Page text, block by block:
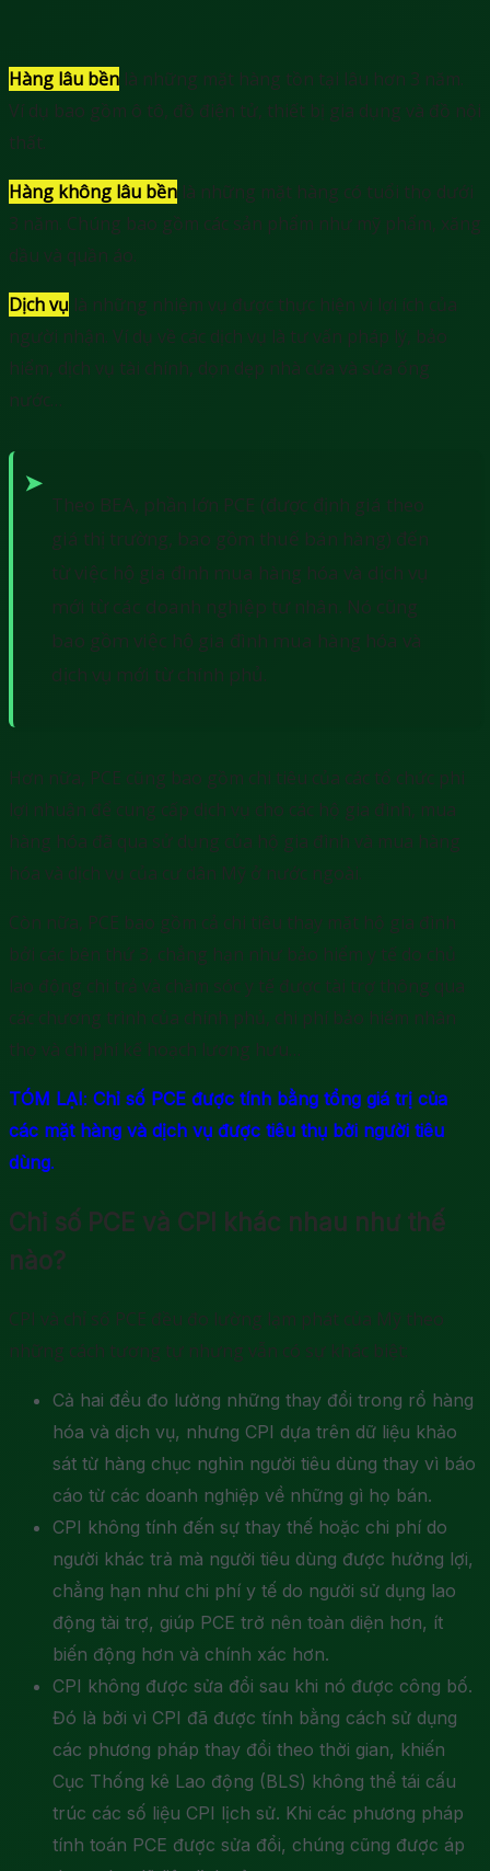
Hàng lâu bền là những mặt hàng tồn tại lâu hơn 3 năm.
Ví dụ bao gồm ô tô, đồ điện tử, thiết bị gia dụng và đồ nội
thất.
Hàng không lâu bền là những mặt hàng có tuổi thọ dưới
3 năm. Chúng bao gồm các sản phẩm như mỹ phẩm, xăng
dầu và quần áo.
Dịch vụ là những nhiệm vụ được thực hiện vì lợi ích của
người nhận. Ví dụ về các dịch vụ là tư vấn pháp lý, bảo
hiểm, dịch vụ tài chính, dọn dẹp nhà cửa và sửa ống
nước…
Theo BEA, phần lớn PCE (được định giá theo
giá thị trường, bao gồm thuế bán hàng) đến
từ việc hộ gia đình mua hàng hóa và dịch vụ
mới từ các doanh nghiệp tư nhân. Nó cũng
bao gồm việc hộ gia đình mua hàng hóa và
dịch vụ mới từ chính phủ.
Hơn nữa, PCE cũng bao gồm chi tiêu của các tổ chức phi
lợi nhuận để cung cấp dịch vụ cho các hộ gia đình, mua
hàng hóa đã qua sử dụng của hộ gia đình và mua hàng
hóa và dịch vụ của cư dân Mỹ ở nước ngoài.
Còn nữa, PCE bao gồm cả chi tiêu thay mặt hộ gia đình
bởi các bên thứ 3, chẳng hạn như bảo hiểm y tế do chủ
lao động chi trả và chăm sóc y tế được tài trợ thông qua
các chương trình của chính phủ, chi phí bảo hiểm nhân
thọ và chi phí kế hoạch lương hưu…
TÓM LẠI: Chỉ số PCE được tính bằng tổng giá trị của
các mặt hàng và dịch vụ được tiêu thụ bởi người tiêu
dùng.
Chỉ số PCE và CPI khác nhau như thế
nào?
CPI và chỉ số PCE đều đo lường lạm phát của Mỹ theo
những cách tương tự nhưng vẫn có sự khác biệt:
Cả hai đều đo lường những thay đổi trong rổ hàng
hóa và dịch vụ, nhưng CPI dựa trên dữ liệu khảo
sát từ hàng chục nghìn người tiêu dùng thay vì báo
cáo từ các doanh nghiệp về những gì họ bán.
CPI không tính đến sự thay thế hoặc chi phí do
người khác trả mà người tiêu dùng được hưởng lợi,
chẳng hạn như chi phí y tế do người sử dụng lao
động tài trợ, giúp PCE trở nên toàn diện hơn, ít
biến động hơn và chính xác hơn.
CPI không được sửa đổi sau khi nó được công bố.
Đó là bởi vì CPI đã được tính bằng cách sử dụng
các phương pháp thay đổi theo thời gian, khiến
Cục Thống kê Lao động (BLS) không thể tái cấu
trúc các số liệu CPI lịch sử. Khi các phương pháp
tính toán PCE được sửa đổi, chúng cũng được áp